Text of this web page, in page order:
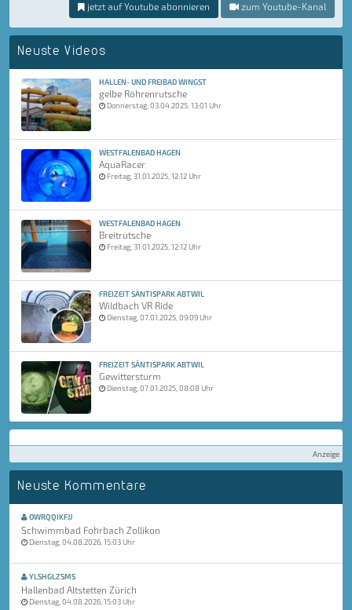
jetzt auf Youtube abonnieren zum Youtube-Kanal
Neuste Videos
HALLEN- UND FREIBAD WINGST
gelbe Röhrenrutsche
Donnerstag, 03.04.2025, 13:01 Uhr
WESTFALENBAD HAGEN
AquaRacer
Freitag, 31.01.2025, 12:12 Uhr
WESTFALENBAD HAGEN
Breitrutsche
Freitag, 31.01.2025, 12:12 Uhr
FREIZEIT SÄNTISPARK ABTWIL
Wildbach VR Ride
Dienstag, 07.01.2025, 09:09 Uhr
FREIZEIT SÄNTISPARK ABTWIL
Gewittersturm
Dienstag, 07.01.2025, 08:08 Uhr
Anzeige
Neuste Kommentare
OWRQQIKFJJ
Schwimmbad Fohrbach Zollikon
Dienstag, 04.08.2026, 15:03 Uhr
YLSHGLZSMS
Hallenbad Altstetten Zürich
Dienstag, 04.08.2026, 15:03 Uhr